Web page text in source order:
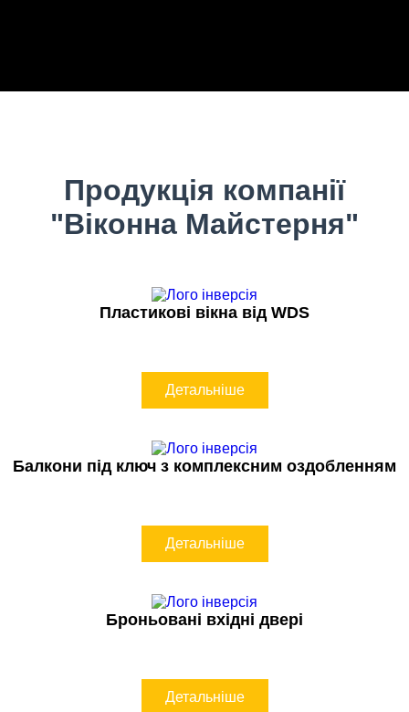
Продукція компанії
"Віконна Майстерня"
Пластикові вікна від WDS
Детальніше
Балкони під ключ з комплексним оздобленням
Детальніше
Броньовані вхідні двері
Детальніше